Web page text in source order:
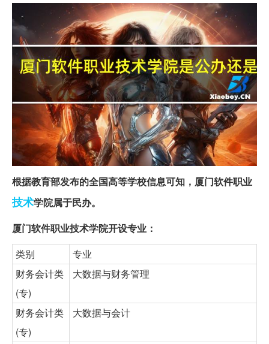
根据教育部发布的全国高等学校信息可知，厦门软件职业
技术学院属于民办。
厦门软件职业技术学院开设专业：
类别
专业
财务会计类
(专)
大数据与财务管理
财务会计类
(专)
大数据与会计